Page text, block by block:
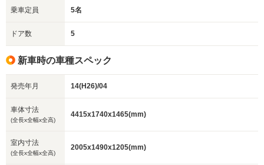
乗車定員 5名
ドア数 5
新車時の車種スペック
発売年月 14(H26)/04
車体寸法
(全長x全幅x全高)
4415x1740x1465(mm)
室内寸法
(全長x全幅x全高)
2005x1490x1205(mm)